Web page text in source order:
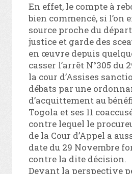
En effet, le compte à
bien commencé, si l’on
source proche du
justice et garde des
en œuvre depuis
casser l’arrêt N°305 du
la cour d’Assises
débats par une
d’acquittement au
Togola et ses 11
contre lequel le
de la Cour d’Appel a
date du 29 Novembre
contre la dite décision.
Devant la perspective